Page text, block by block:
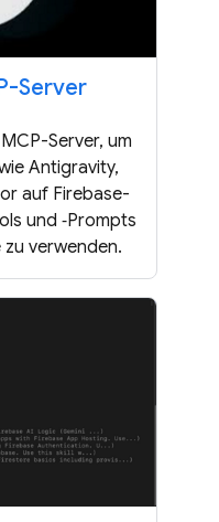
Server
Server, um
Antigravity,
auf Firebase-
und ‑Prompts
verwenden.